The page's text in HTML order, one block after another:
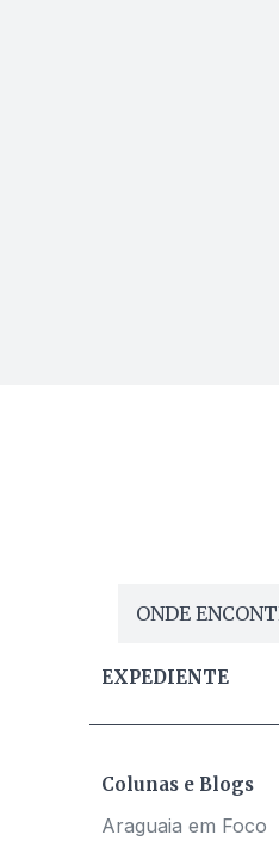
ONDE
EXPEDIENTE
Colunas e Blogs
Araguaia em Foco